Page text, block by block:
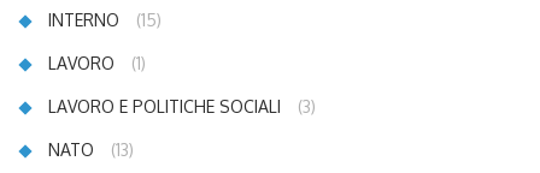
INTERNO (15)
LAVORO (1)
LAVORO E POLITICHE SOCIALI (3)
NATO (13)